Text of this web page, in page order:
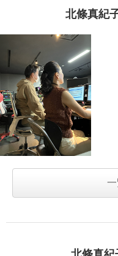
北條真紀